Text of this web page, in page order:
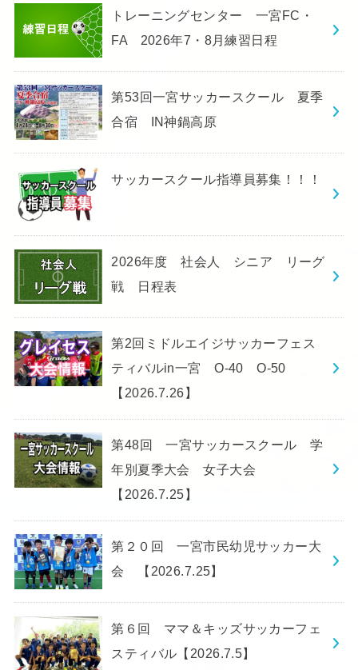
トレーニングセンター 一宮FC・
FA 2026年7・8月練習日程
第53回一宮サッカースクール 夏季
合宿 IN神鍋高原
サッカースクール指導員募集！！！
2026年度 社会人 シニア リーグ
戦 日程表
第2回ミドルエイジサッカーフェス
ティバルin一宮 O-40 O-50
【2026.7.26】
第48回 一宮サッカースクール 学
年別夏季大会 女子大会
【2026.7.25】
第２０回 一宮市民幼児サッカー大
会 【2026.7.25】
第６回 ママ＆キッズサッカーフェ
スティバル【2026.7.5】